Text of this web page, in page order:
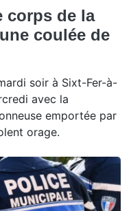
corps de la
coulée de
soir à Sixt-Fer-à-
avec la
emportée par
orage.